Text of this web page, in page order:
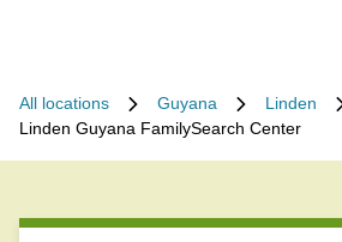
All locations Guyana
Linden
Linden Guyana FamilySearch Center